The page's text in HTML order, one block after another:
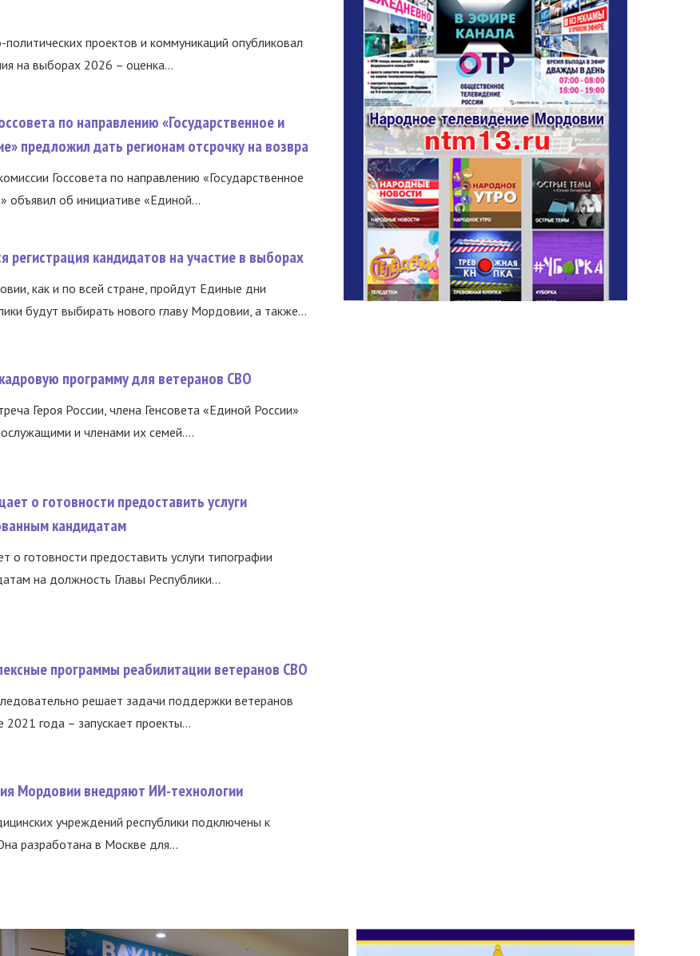
проектов и коммуникаций опубликовал
на выборах 2026 – оценка...
по направлению «Государственное и
предложил дать регионам отсрочку на возвра
Госсовета по направлению «Государственное
объявил об инициативе «Единой...
кандидатов на участие в выборах
как и по всей стране, пройдут Единые дни
будут выбирать нового главу Мордовии, а также...
программу для ветеранов СВО
Героя России, члена Генсовета «Единой России»
и членами их семей....
о готовности предоставить услуги
кандидатам
готовности предоставить услуги типографии
на должность Главы Республики...
программы реабилитации ветеранов СВО
решает задачи поддержки ветеранов
года – запускает проекты...
Мордовии внедряют ИИ-технологии
учреждений республики подключены к
разработана в Москве для...